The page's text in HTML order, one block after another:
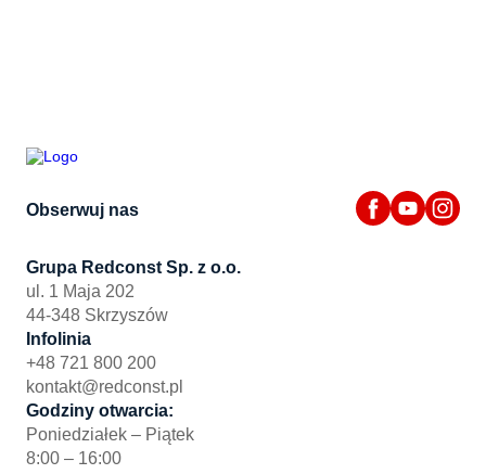
Obserwuj nas
Grupa Redconst Sp. z o.o.
ul. 1 Maja 202
44-348 Skrzyszów
Infolinia
+48 721 800 200
kontakt@redconst.pl
Godziny otwarcia:
Poniedziałek – Piątek
8:00 – 16:00